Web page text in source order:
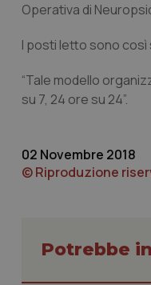
Operativa di
I posti letto sono così
“Tale modello
su 7, 24 ore su 24”.
02 Novembre 2018
© Riproduzione
Potrebbe